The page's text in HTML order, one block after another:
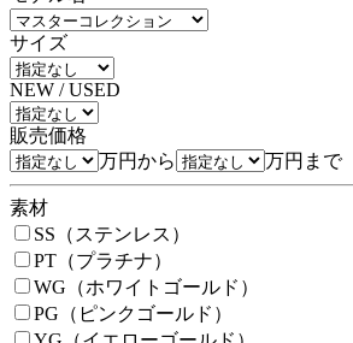
サイズ
NEW / USED
販売価格
万円から
万円まで
素材
SS（ステンレス）
PT（プラチナ）
WG（ホワイトゴールド）
PG（ピンクゴールド）